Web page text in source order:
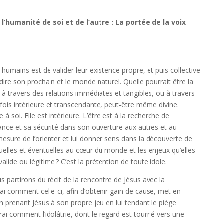
de soi et de l’autre : La portée de la voix
est de valider leur existence propre, et puis collective
son prochain et le monde naturel. Quelle pourrait être la
à travers des relations immédiates et tangibles, ou à travers
intérieure et transcendante, peut-être même divine.
soi. Elle est intérieure. L’être est à la recherche de
et sa sécurité dans son ouverture aux autres et au
de l’orienter et lui donner sens dans la découverte de
et éventuelles au cœur du monde et les enjeux qu’elles
ou légitime ? C’est la prétention de toute idole.
partirons du récit de la rencontre de Jésus avec la
comment celle-ci, afin d’obtenir gain de cause, met en
prenant Jésus à son propre jeu en lui tendant le piège
comment l’idolâtrie, dont le regard est tourné vers une